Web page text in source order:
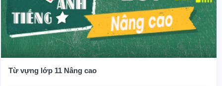
Từ vựng lớp 11 Nâng cao